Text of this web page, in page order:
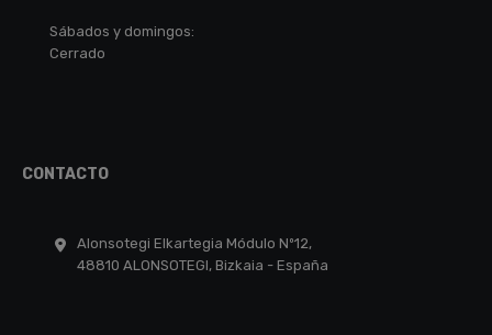
Sábados y domingos:
Cerrado
CONTACTO
Alonsotegi Elkartegia Módulo Nº12,
48810 ALONSOTEGI, Bizkaia - España